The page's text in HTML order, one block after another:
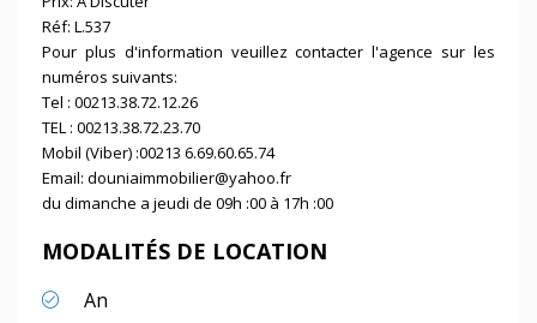
Réf: L.537
Pour plus d'information veuillez contacter l'agence sur les
numéros suivants:
Tel : 00213.38.72.12.26
TEL : 00213.38.72.23.70
Mobil (Viber) :00213 6.69.60.65.74
Email: douniaimmobilier@yahoo.fr
du dimanche a jeudi de 09h :00 à 17h :00
MODALITÉS DE LOCATION
An